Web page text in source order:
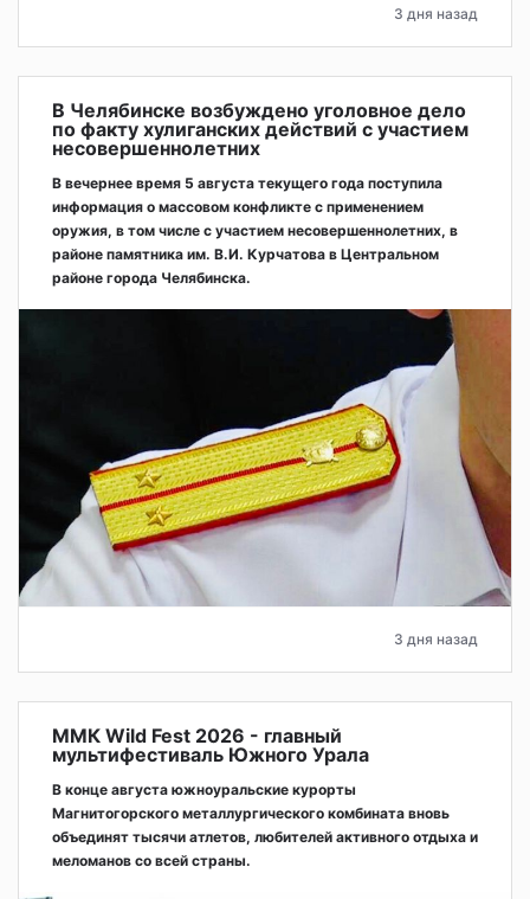
3 дня назад
В Челябинске возбуждено уголовное дело
по факту хулиганских действий с участием
несовершеннолетних
В вечернее время 5 августа текущего года поступила
информация о массовом конфликте с применением
оружия, в том числе с участием несовершеннолетних, в
районе памятника им. В.И. Курчатова в Центральном
районе города Челябинска.
3 дня назад
ММК Wild Fest 2026 - главный
мультифестиваль Южного Урала
В конце августа южноуральские курорты
Магнитогорского металлургического комбината вновь
объединят тысячи атлетов, любителей активного отдыха и
меломанов со всей страны.